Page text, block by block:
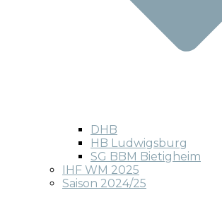
DHB
HB Ludwigsburg
SG BBM Bietigheim
IHF WM 2025
Saison 2024/25